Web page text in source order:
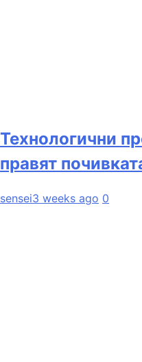
Технологични
правят
sensei3 weeks ago 0